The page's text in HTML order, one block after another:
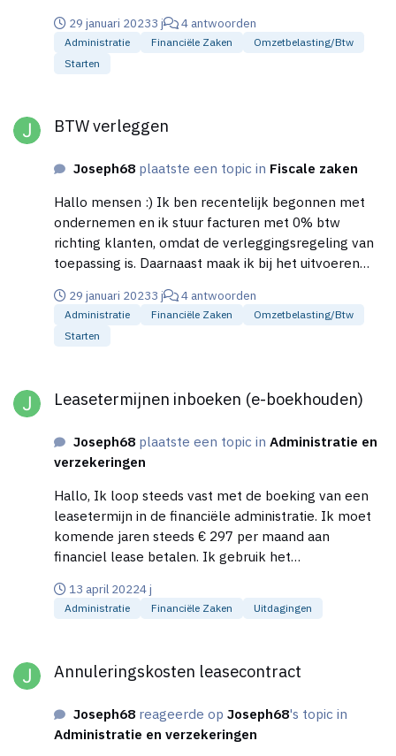
29 januari 20233 j 4 antwoorden
Administratie Financiële Zaken
Omzetbelasting/btw
Starten
BTW verleggen
Joseph68 plaatste een topic in Fiscale zaken
Hallo mensen :) Ik ben recentelijk begonnen met
ondernemen en ik stuur facturen met 0% btw
richting klanten, omdat de verleggingsregeling van
toepassing is. Daarnaast maak ik bij het uitvoeren
leveranciers. Kan ik deze btw gewoon terugkrijgen
van de belastingdienst ondanks dat ik zelf geen btw
factureer aan klanten? Zo krijg ik elk kwartaal btw
29 januari 20233 j 4 antwoorden
Administratie Financiële Zaken
Omzetbelasting/btw
Starten
Leasetermijnen inboeken (e-boekhouden)
Joseph68 plaatste een topic inAdministratie en
verzekeringen
Hallo, Ik loop steeds vast met de boeking van een
leasetermijn in de financiële administratie. Ik moet
komende jaren steeds € 297 per maand aan
financiel lease betalen. Ik gebruik het
stappen dit ik zet in het programma: 1) Ik voer eerst
een ontvangen factuur in nav de leasetermijn. 2)
ik verander de post crediteuren naar langlopende
de rechtzijde van de balans de balanspost “0922
leasebetalingen” staan. Deze heb ik eerst als
13 april 20224 j
Administratie Financiële Zaken Uitdagingen
Annuleringskosten leasecontract
Joseph68 reageerde opJoseph68's topic in
Administratie en verzekeringen